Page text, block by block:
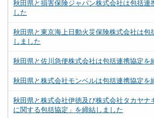
秋田県と損害保険ジャパン株式会社は包括連
した
秋田県と東京海上日動火災保険株式会社は包
しました
秋田県と佐川急便株式会社は包括連携協定を
秋田県と株式会社モンベルは包括連携協定を
秋田県と株式会社伊徳及び株式会社タカヤナ
に関する包括協定」を締結しました